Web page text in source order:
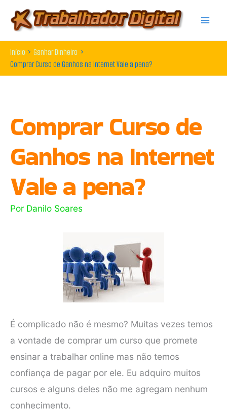
para
o
conteúdo
Início
Ganhar Dinheiro
Comprar Curso de Ganhos na Internet Vale a pena?
Comprar Curso de
Ganhos na Internet
Vale a pena?
Por Danilo Soares
É complicado não é mesmo? Muitas vezes temos
a vontade de comprar um curso que promete
ensinar a trabalhar online mas não temos
confiança de pagar por ele. Eu adquiro muitos
cursos e alguns deles não me agregam nenhum
conhecimento.